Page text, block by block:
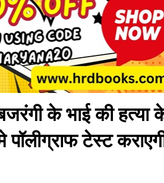
के भाई की हत्या
पॉलीग्राफ टेस्ट